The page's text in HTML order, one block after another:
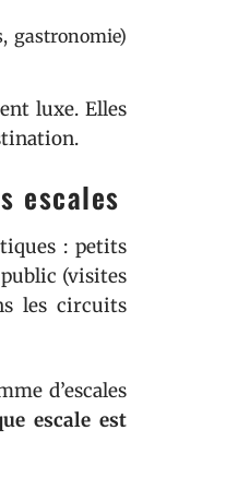
gastronomie)
luxe. Elles
escales
: petits
public (visites
les circuits
d’escales
escale est